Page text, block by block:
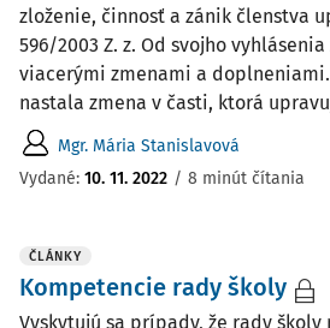
zloženie, činnosť a zánik členstva
596/2003 Z. z. Od svojho
viacerými zmenami a doplneniami.
nastala zmena v časti, ktorá
Mgr. Mária Stanislavová
Vydané: 10. 11. 2022 / 8 minút čítania
ČLÁNKY
Kompetencie rady školy
Vyskytujú sa prípady, že rady školy